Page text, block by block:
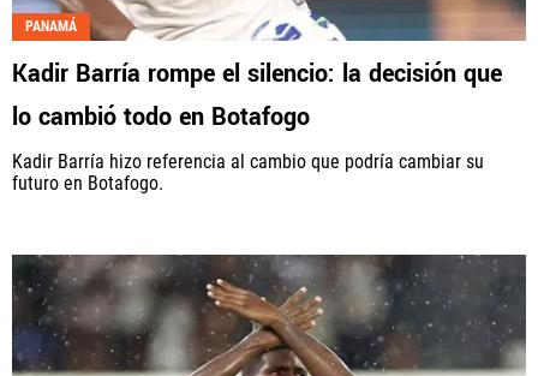
PANAMÁ
Kadir Barría rompe el silencio: la decisión que
lo cambió todo en Botafogo
Kadir Barría hizo referencia al cambio que podría cambiar su
futuro en Botafogo.